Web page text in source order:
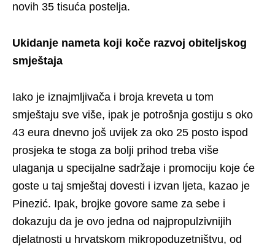
novih 35 tisuća postelja.
Ukidanje nameta koji koče razvoj obiteljskog
smještaja
Iako je iznajmljivača i broja kreveta u tom
smještaju sve više, ipak je potrošnja gostiju s oko
43 eura dnevno još uvijek za oko 25 posto ispod
prosjeka te stoga za bolji prihod treba više
ulaganja u specijalne sadržaje i promociju koje će
goste u taj smještaj dovesti i izvan ljeta, kazao je
Pinezić. Ipak, brojke govore same za sebe i
dokazuju da je ovo jedna od najpropulzivnijih
djelatnosti u hrvatskom mikropoduzetništvu, od